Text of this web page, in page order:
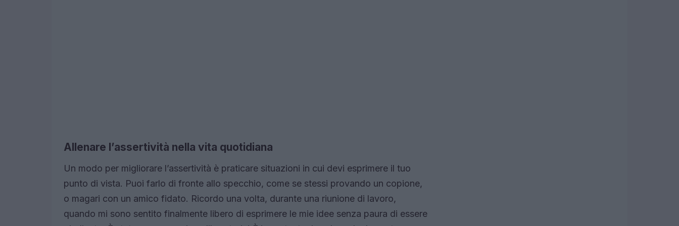
Allenare l’assertività nella vita quotidiana
Un modo per migliorare l’assertività è praticare situazioni in cui devi esprimere il tuo
punto di vista. Puoi farlo di fronte allo specchio, come se stessi provando un copione,
o magari con un amico fidato. Ricordo una volta, durante una riunione di lavoro,
quando mi sono sentito finalmente libero di esprimere le mie idee senza paura di essere